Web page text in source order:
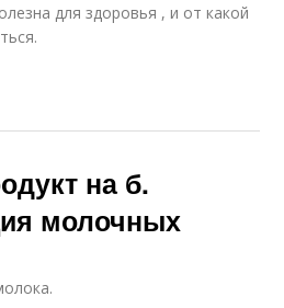
для здоровья , и от какой
на б.
молочных